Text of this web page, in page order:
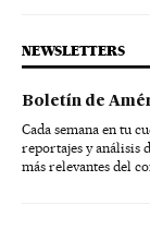
NEWSLETTERS
Boletín de
Cada semana en tu
reportajes y análisis
más relevantes del